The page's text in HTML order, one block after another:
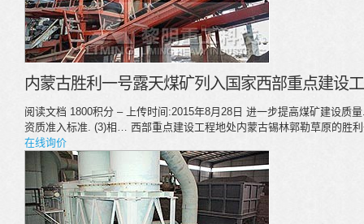
内蒙古胜利一号露天煤矿列入国家西部重点建设
阅读文档 1800积分 – 上传时间:2015年8月28日 进一步提高煤矿建设质
资质准入标准. (3)相… 西部重点建设工程地处内蒙古锡林郭勒草原的胜
在线询价